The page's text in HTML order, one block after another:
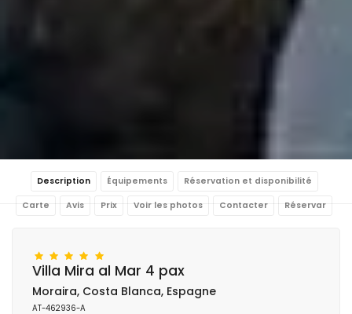
Description Équipements Réservation et disponibilité
Carte Avis Prix Voir les photos Contacter Réservar
Villa Mira al Mar 4 pax
Moraira, Costa Blanca, Espagne
AT-462936-A